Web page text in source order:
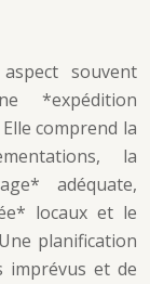
souvent
*expédition
comprend la
la
adéquate,
locaux et le
planification
imprévus et de